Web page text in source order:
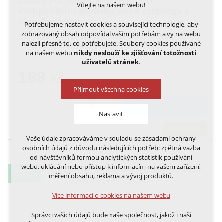
kompatibilní multibalení 4 cartridge s
čipy, Topprint
Sada plně kompatibilních inkoustových náplní
Topprint vysoké kvality
Kč
0,15 KČ
Vítejte na našem webu!
Potřebujeme nastavit cookies a související technologie, aby
zobrazovaný obsah odpovídal vašim potřebám a vy na webu
nalezli přesně to, co potřebujete. Soubory cookies používané
na našem webu nikdy neslouží ke zjišťování totožnosti
uživatelů stránek.
Přijmout všechna cookies
Nastavit
Technická cookies
nutná pro provozování webu
udržení kontextu stránek (session): případná
přihlášení, volby jazyka, apod.
Volitelná cookies
analytická pro anonymizované vyhodnocení
marketingová cookies (Google, Ecomail, Sklik,
Vaše údaje zpracováváme v souladu se zásadami ochrany
osobních údajů z důvodu následujících potřeb: zpětná vazba
od návštěvníků formou analytických statistik používání
webu, ukládání nebo přístup k informacím na vašem zařízení,
měření obsahu, reklama a vývoj produktů.
Více informací o cookies na našem webu
Správci vašich údajů bude naše společnost, jakož i naši